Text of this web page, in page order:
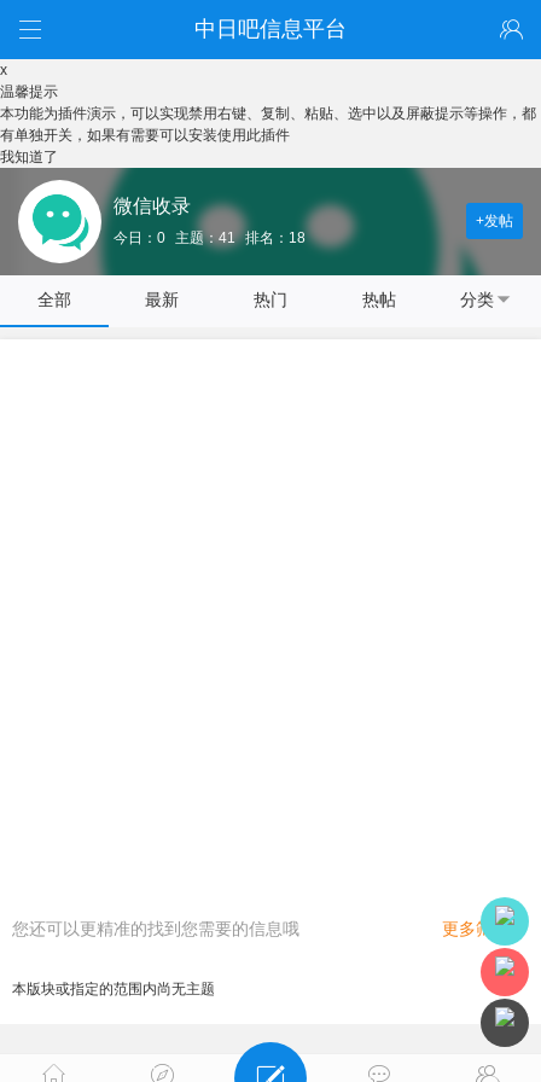
中日吧信息平台
x
温馨提示
本功能为插件演示，可以实现禁用右键、复制、粘贴、选中以及屏蔽提示等操作，都
有单独开关，如果有需要可以安装使用此插件
我知道了
微信收录
今日：0 主题：41 排名：18
+发帖
全部 最新 热门 热帖 分类
您还可以更精准的找到您需要的信息哦 更多筛选
本版块或指定的范围内尚无主题